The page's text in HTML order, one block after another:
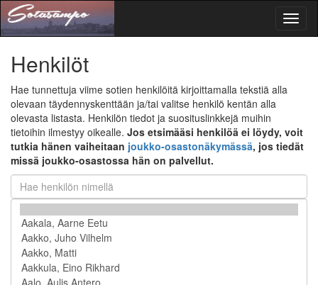
Henkilöt
Hae tunnettuja viime sotien henkilöitä kirjoittamalla tekstiä alla
olevaan täydennyskenttään ja/tai valitse henkilö kentän alla
olevasta listasta. Henkilön tiedot ja suosituslinkkejä muihin
tietoihin ilmestyy oikealle. Jos etsimääsi henkilöä ei löydy, voit
tutkia hänen vaiheitaan joukko-osastonäkymässä, jos tiedät
missä joukko-osastossa hän on palvellut.